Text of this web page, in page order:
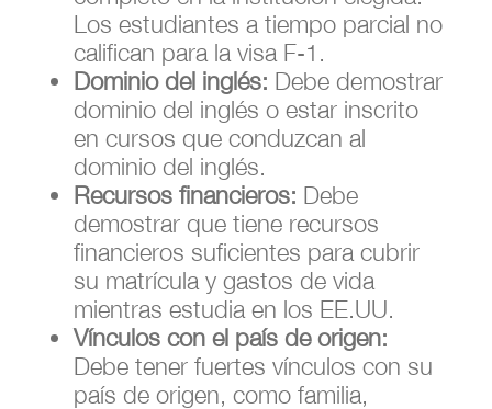
Los estudiantes a tiempo parcial no
califican para la visa F-1.
Dominio del inglés: Debe demostrar
dominio del inglés o estar inscrito
en cursos que conduzcan al
dominio del inglés.
Recursos financieros: Debe
demostrar que tiene recursos
financieros suficientes para cubrir
su matrícula y gastos de vida
mientras estudia en los EE.UU.
Vínculos con el país de origen:
Debe tener fuertes vínculos con su
país de origen, como familia,